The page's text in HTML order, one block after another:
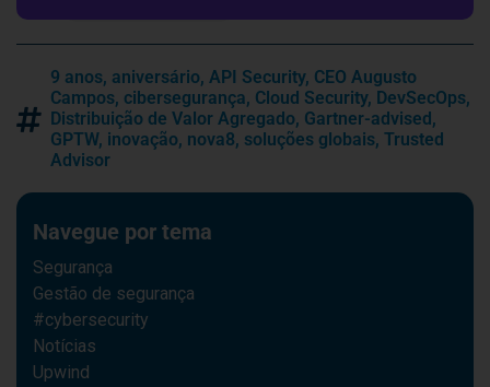
9 anos, aniversário, API Security, CEO Augusto
Campos, cibersegurança, Cloud Security, DevSecOps,
Distribuição de Valor Agregado, Gartner-advised ,
GPTW, inovação, nova8, soluções globais, Trusted
Advisor
Navegue por tema
Segurança
Gestão de segurança
#cybersecurity
Notícias
Upwind